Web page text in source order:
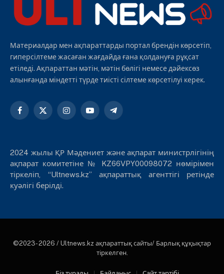
Материалдар мен ақпараттарды портал брендін көрсетіп,
гиперсілтеме жасаған жағдайда ғана қолдануға рұқсат
етіледі. Ақпараттан мәтін, мәтін бөлігі немесе дәйексөз
алынғанда міндетті түрде тиісті сілтеме көрсетілуі керек.
Facebook
X
InstagramYouTubeTelegram
2024 жылы ҚР Мәдениет және ақпарат министрлігінің
ақпарат комитетіне № KZ66VPY00098072 нөмірімен
тіркеліп, “Ultnews.kz” ақпараттық агенттігі ретінде
куәлігі берілді.
©2023- 2026 / Ultnews.kz ақпараттық сайты/ Барлық құқықтар
тіркелген.